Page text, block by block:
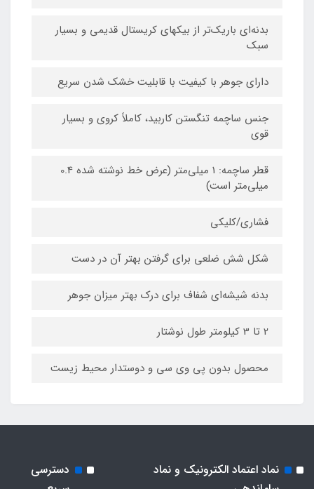
بدنه‌ای باریک‌تر از بیکهای کریستال قدیمی و بسیار
سبک
دارای جوهر با کیفیت با قابلیت خشک شدن سریع
جنس ساچمه تنگستن کاربید، کاملاً کروی و بسیار
قوی
قطر ساچمه: 1 میلی‌متر (عرض خط نوشته شده 0.4
میلی‌متر است)
فشاری/کلیکی
شکل شش ضلعی برای گرفتن بهتر آن در دست
بدنه شیشه‌ای شفاف برای درک بهتر میزان جوهر
2 تا 3 کیلومتر طول نوشتار
محصول بدون پی وی سی و دوستدار محیط زیست
نماد اعتماد الکترونیک و نماد
دسترسی